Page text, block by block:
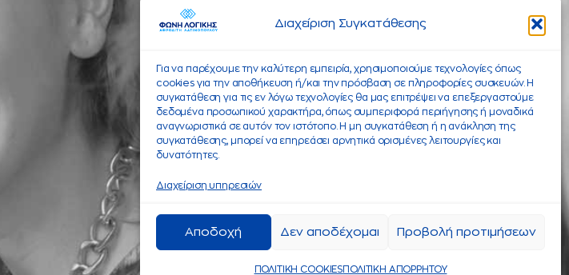
Διαχείριση Συγκατάθεσης
Για να παρέχουμε την καλύτερη εμπειρία, χρησιμοποιούμε τεχνολογίες όπως
cookies για την αποθήκευση ή/και την πρόσβαση σε πληροφορίες συσκευών. Η
συγκατάθεση για τις εν λόγω τεχνολογίες θα μας επιτρέψει να επεξεργαστούμε
δεδομένα προσωπικού χαρακτήρα, όπως συμπεριφορά περιήγησης ή μοναδικά
αναγνωριστικά σε αυτόν τον ιστότοπο. Η μη συγκατάθεση ή η ανάκληση της
συγκατάθεσης, μπορεί να επηρεάσει αρνητικά ορισμένες λειτουργίες και
δυνατότητες.
Διαχείριση υπηρεσιών
Αποδοχή Δεν αποδέχομαι Προβολή προτιμήσεων
ΠΟΛΙΤΙΚΗ COOKIESΠΟΛΙΤΙΚΗ ΑΠΟΡΡΗΤΟΥ